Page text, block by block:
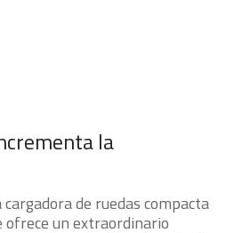
la
de ruedas compacta
ofrece un extraordinario